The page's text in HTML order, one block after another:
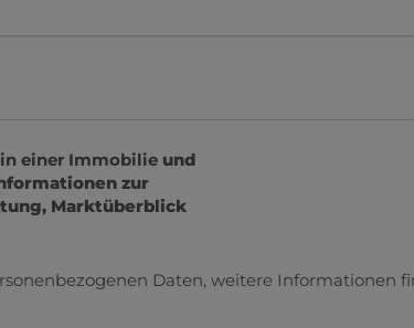
einer Immobilie und
zur
Marktüberblick
Daten, weitere Informationen